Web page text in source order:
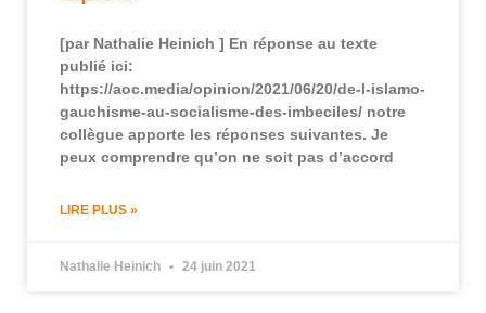
[par Nathalie Heinich ] En réponse au texte
publié ici:
https://aoc.media/opinion/2021/06/20/de-l-islamo-
gauchisme-au-socialisme-des-imbeciles/ notre
collègue apporte les réponses suivantes. Je
peux comprendre qu’on ne soit pas d’accord
LIRE PLUS »
Nathalie Heinich 24 juin 2021